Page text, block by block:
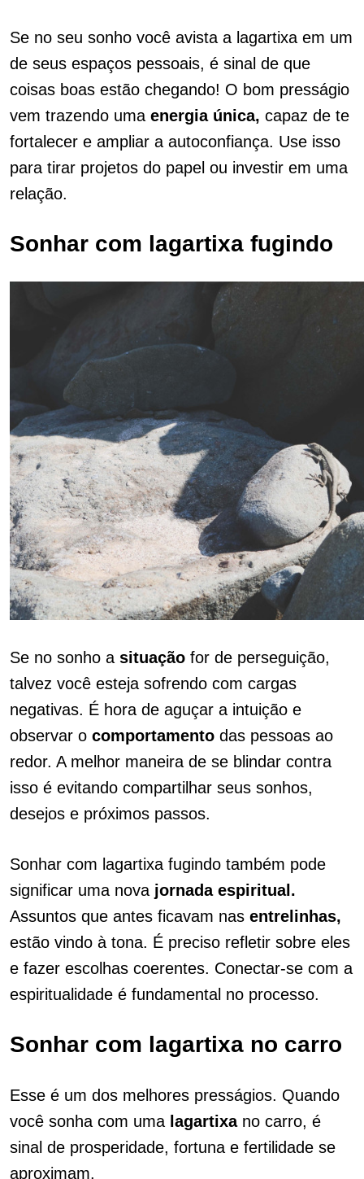
Se no seu sonho você avista a lagartixa em um
de seus espaços pessoais, é sinal de que
coisas boas estão chegando! O bom presságio
vem trazendo uma energia única, capaz de te
fortalecer e ampliar a autoconfiança. Use isso
para tirar projetos do papel ou investir em uma
relação.
Sonhar com lagartixa fugindo
Se no sonho a situação for de perseguição,
talvez você esteja sofrendo com cargas
negativas. É hora de aguçar a intuição e
observar o comportamento das pessoas ao
redor. A melhor maneira de se blindar contra
isso é evitando compartilhar seus sonhos,
desejos e próximos passos.
Sonhar com lagartixa fugindo também pode
significar uma nova jornada espiritual.
Assuntos que antes ficavam nas entrelinhas,
estão vindo à tona. É preciso refletir sobre eles
e fazer escolhas coerentes. Conectar-se com a
espiritualidade é fundamental no processo.
Sonhar com lagartixa no carro
Esse é um dos melhores presságios. Quando
você sonha com uma lagartixano carro, é
sinal de prosperidade, fortuna e fertilidade se
aproximam.